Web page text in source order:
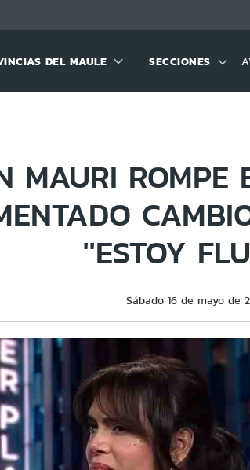
DEL MAULE SECCIONES
MAURI ROMPE
''ESTOY
Sábado 16 de mayo de